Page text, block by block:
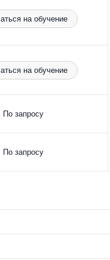
на обучение
на обучение
По запросу
По запросу